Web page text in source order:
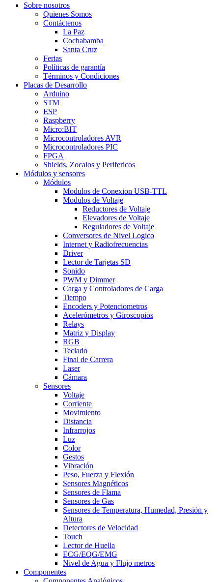
Sobre nosotros
Quienes Somos
Contáctenos
La Paz
Cochabamba
Santa Cruz
Ferias
Políticas de garantía
Términos y Condiciones
Placas de Desarrollo
Arduino
STM
ESP
Raspberry
Micro:BIT
Microcontroladores AVR
Microcontroladores PIC
FPGA
Shields, Zocalos y Perifericos
Módulos y sensores
Módulos
Modulos de Conexion USB-TTL
Modulos de Voltaje
Reductores de Voltaje
Elevadores de Voltaje
Reguladores de Voltaje
Conversores de Nivel Logico
Internet y Radiofrecuencias
Driver
Lector de Tarjetas SD
Sonido
PWM y Dimmer
Carga y Controladores de Carga
Tiempo
Encoders y Potenciometros
Acelerómetros y Giroscopios
Relays
Matriz y Display
RGB
Teclado
Final de Carrera
Laser
Cámara
Sensores
Voltaje
Corriente
Movimiento
Distancia
Infrarrojos
Luz
Color
Gestos
Vibración
Peso, Fuerza y Flexión
Sensores Magnéticos
Sensores de Flama
Sensores de Gas
Sensores de Temperatura, Humedad, Presión y
Altura
Detectores de Velocidad
Touch
Lector de Huella
ECG/EQG/EMG
Nivel de Agua y Flujo metros
Componentes